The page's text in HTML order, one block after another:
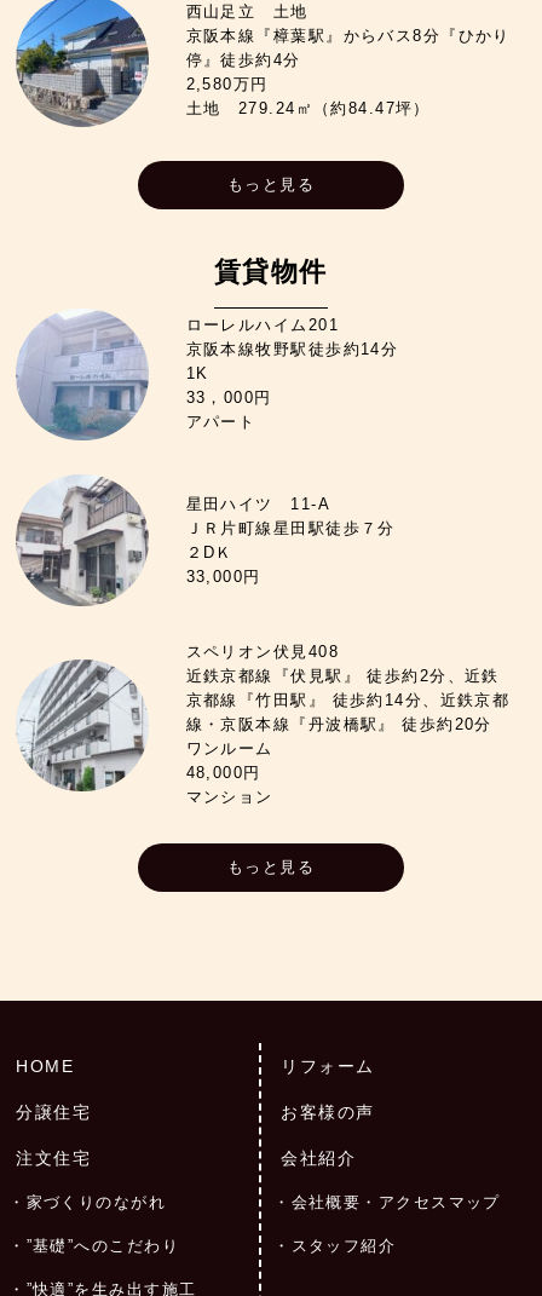
西山足立 土地
京阪本線『樟葉駅』からバス8分『ひかり
停』徒歩約4分
2,580万円
土地 279.24㎡（約84.47坪）
もっと見る
賃貸物件
ローレルハイム201
京阪本線牧野駅徒歩約14分
1K
33，000円
アパート
星田ハイツ 11-A
ＪＲ片町線星田駅徒歩７分
２DＫ
33,000円
スペリオン伏見408
近鉄京都線『伏見駅』 徒歩約2分、近鉄
京都線『竹田駅』 徒歩約14分、近鉄京都
線・京阪本線『丹波橋駅』 徒歩約20分
ワンルーム
48,000円
マンション
もっと見る
HOME
分譲住宅
注文住宅
家づくりのながれ
”基礎”へのこだわり
”快適”を生み出す施工
リフォーム
お客様の声
会社紹介
会社概要・アクセスマップ
スタッフ紹介